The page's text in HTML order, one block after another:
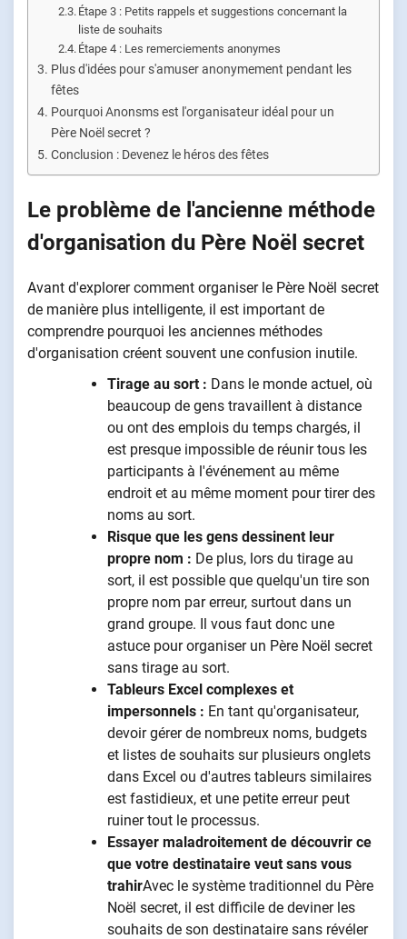
Étape 3 : Petits rappels et suggestions concernant la
liste de souhaits
Étape 4 : Les remerciements anonymes
Plus d'idées pour s'amuser anonymement pendant les
fêtes
Pourquoi Anonsms est l'organisateur idéal pour un
Père Noël secret ?
Conclusion : Devenez le héros des fêtes
Le problème de l'ancienne méthode
d'organisation du Père Noël secret
Avant d'explorer comment organiser le Père Noël secret
de manière plus intelligente, il est important de
comprendre pourquoi les anciennes méthodes
d'organisation créent souvent une confusion inutile.
Tirage au sort : Dans le monde actuel, où
beaucoup de gens travaillent à distance
ou ont des emplois du temps chargés, il
est presque impossible de réunir tous les
participants à l'événement au même
endroit et au même moment pour tirer des
noms au sort.
Risque que les gens dessinent leur
propre nom : De plus, lors du tirage au
sort, il est possible que quelqu'un tire son
propre nom par erreur, surtout dans un
grand groupe. Il vous faut donc une
astuce pour organiser un Père Noël secret
sans tirage au sort.
Tableurs Excel complexes et
impersonnels : En tant qu'organisateur,
devoir gérer de nombreux noms, budgets
et listes de souhaits sur plusieurs onglets
dans Excel ou d'autres tableurs similaires
est fastidieux, et une petite erreur peut
ruiner tout le processus.
Essayer maladroitement de découvrir ce
que votre destinataire veut sans vous
trahirAvec le système traditionnel du Père
Noël secret, il est difficile de deviner les
souhaits de son destinataire sans révéler